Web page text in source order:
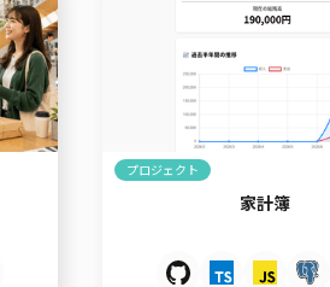
プロジェクト
家計簿